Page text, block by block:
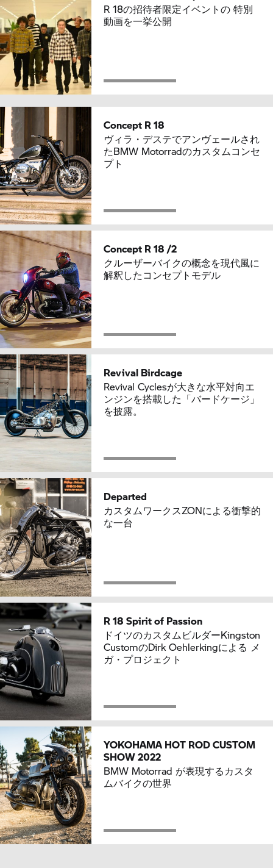
R 18の招待者限定イベントの 特別
動画を一挙公開
Concept R 18
ヴィラ・デステでアンヴェールされ
たBMW Motorradのカスタムコンセ
プト
Concept R 18 /2
クルーザーバイクの概念を現代風に
解釈したコンセプトモデル
Revival Birdcage
Revival Cyclesが大きな水平対向エ
ンジンを搭載した「バードケージ」
を披露。
Departed
カスタムワークスZONによる衝撃的
な一台
R 18 Spirit of Passion
ドイツのカスタムビルダーKingston
CustomのDirk Oehlerkingによる メ
ガ・プロジェクト
YOKOHAMA HOT ROD CUSTOM
SHOW 2022
BMW Motorrad が表現するカスタ
ムバイクの世界